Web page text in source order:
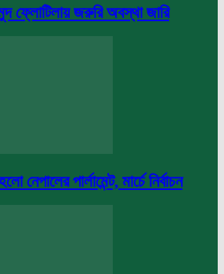
ফ্লোটিলায় জরুরি অবস্থা জারি
নেপালের পার্লামেন্ট, মার্চে নির্বাচন